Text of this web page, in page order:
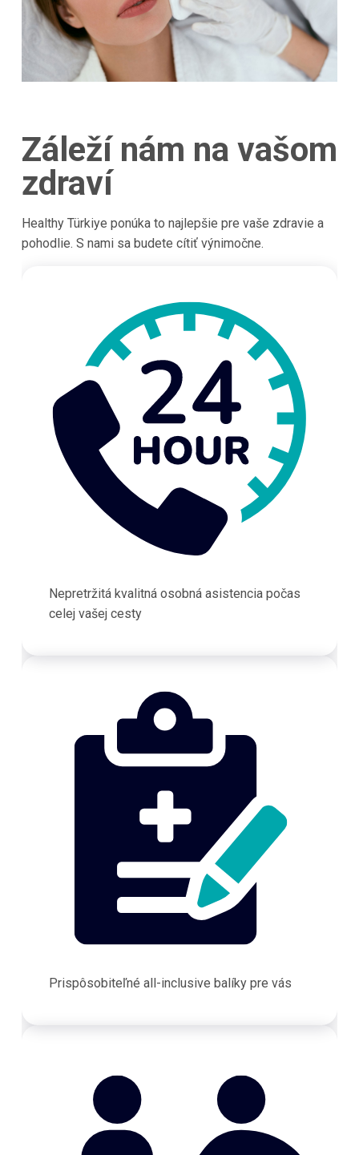
Záleží nám na vašom
zdraví
Healthy Türkiye ponúka to najlepšie pre vaše zdravie a
pohodlie. S nami sa budete cítiť výnimočne.
Nepretržitá kvalitná osobná asistencia počas
celej vašej cesty
Prispôsobiteľné all-inclusive balíky pre vás